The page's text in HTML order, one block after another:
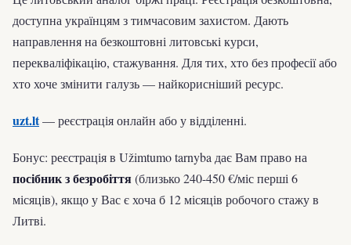
доступна українцям з тимчасовим захистом. Дають
направлення на безкоштовні литовські курси,
перекваліфікацію, стажування. Для тих, хто без професії або
хто хоче змінити галузь — найкорисніший ресурс.
uzt.lt— реєстрація онлайн або у відділенні.
Бонус: реєстрація в Užimtumo tarnyba дає Вам право на
посібник з безробіття(близько 240-450 €/міс перші 6
місяців), якщо у Вас є хоча б 12 місяців робочого стажу в
Литві.